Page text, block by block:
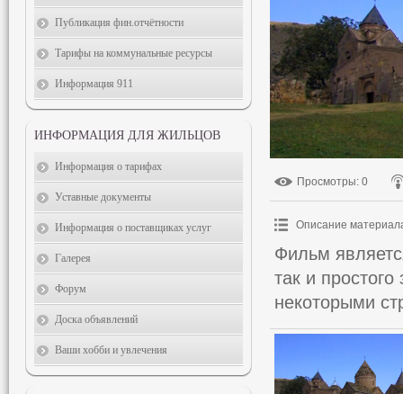
Просмотры: 0
Описание
Фильм
так и
некоторыми
Публикация фин.отчётности
Тарифы на коммунальные ресурсы
Информация 911
ИНФОРМАЦИЯ ДЛЯ ЖИЛЬЦОВ
Информация о тарифах
Уставные документы
Информация о поставщиках услуг
Галерея
Форум
Доска объявлений
Ваши хобби и увлечения